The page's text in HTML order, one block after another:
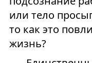
или тело
то как это
жизнь?